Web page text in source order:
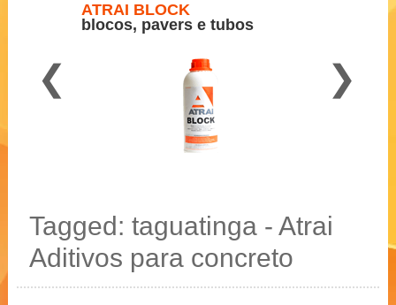
ATRAI BLOCK
blocos, pavers e tubos
Blocos, Pavers, Tubos
❮ ❯
Tagged: taguatinga - Atrai
Aditivos para concreto